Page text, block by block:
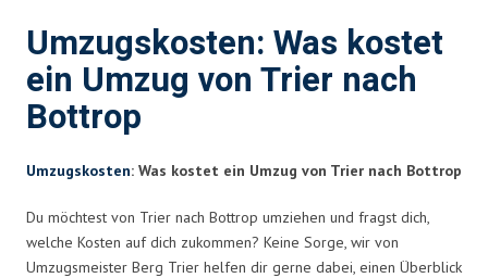
Umzugskosten: Was kostet
ein Umzug von Trier nach
Bottrop
Umzugskosten: Was kostet ein Umzug von Trier nach Bottrop
Du möchtest von Trier nach Bottrop umziehen und fragst dich,
welche Kosten auf dich zukommen? Keine Sorge, wir von
Umzugsmeister Berg Trier helfen dir gerne dabei, einen Überblick